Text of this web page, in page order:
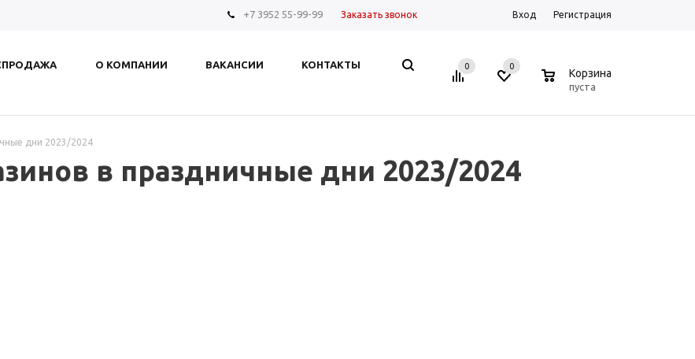
+7 3952 55-99-99 Заказать звонок Вход Регистрация
О КОМПАНИИ ВАКАНСИИ КОНТАКТЫ 0 0
Корзина
пуста
дни 2023/2024
в праздничные дни 2023/2024